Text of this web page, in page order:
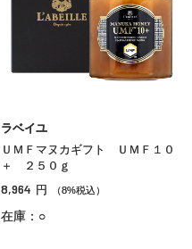
ラベイユ
ＵＭＦマヌカギフト ＵＭＦ１０
＋ ２５０ｇ
8,964 円 （8%税込）
在庫：○